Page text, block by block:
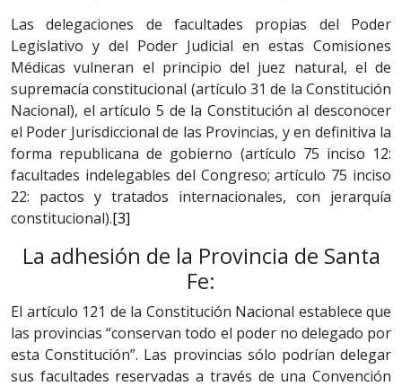
Las delegaciones de facultades propias del Poder
Legislativo y del Poder Judicial en estas Comisiones
Médicas vulneran el principio del juez natural, el de
supremacía constitucional (artículo 31 de la Constitución
Nacional), el artículo 5 de la Constitución al desconocer
el Poder Jurisdiccional de las Provincias, y en definitiva la
forma republicana de gobierno (artículo 75 inciso 12:
facultades indelegables del Congreso; artículo 75 inciso
22: pactos y tratados internacionales, con jerarquía
constitucional).[3]
La adhesión de la Provincia de Santa
Fe:
El artículo 121 de la Constitución Nacional establece que
las provincias “conservan todo el poder no delegado por
esta Constitución”. Las provincias sólo podrían delegar
sus facultades reservadas a través de una Convención